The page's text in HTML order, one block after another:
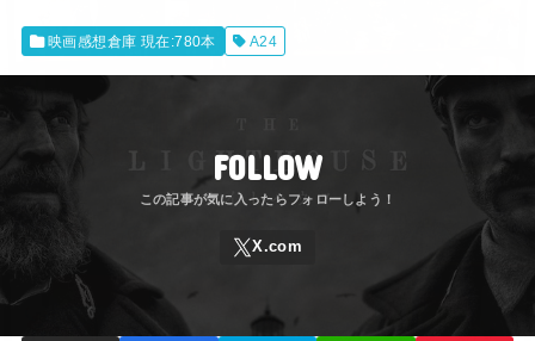
映画感想倉庫 現在:780本 A24
FOLLOW